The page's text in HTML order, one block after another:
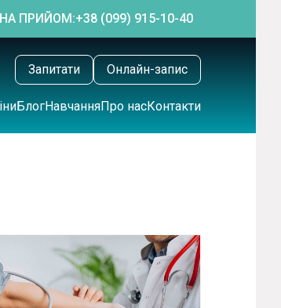
ПРИЙОМ:+38 (099) 915-10-40
Запитати Онлайн-запис
БлогНавчанняПро насКонтакти